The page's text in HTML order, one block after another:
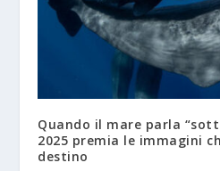
Quando il mare parla
2025 premia le immagini
destino